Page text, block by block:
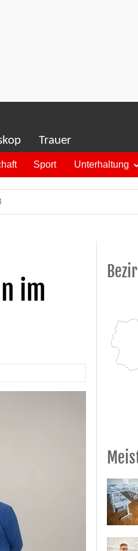
Trauer
Sport Unterhaltung
im